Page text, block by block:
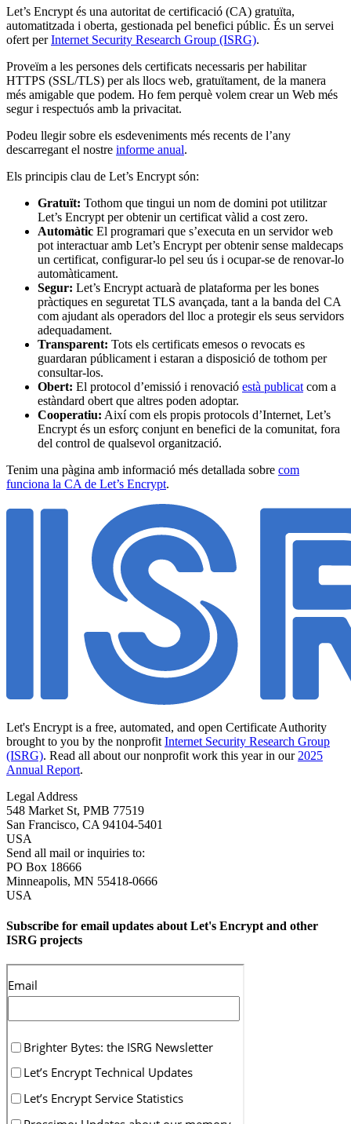
Let’s Encrypt és una autoritat de certificació (CA) gratuïta,
automatitzada i oberta, gestionada pel benefici públic. És un servei
ofert perInternet Security Research Group (ISRG).
Proveïm a les persones dels certificats necessaris per habilitar
HTTPS (SSL/TLS) per als llocs web, gratuïtament, de la manera
més amigable que podem. Ho fem perquè volem crear un Web més
segur i respectuós amb la privacitat.
Podeu llegir sobre els esdeveniments més recents de l’any
descarregant el nostre informe anual.
Els principis clau de Let’s Encrypt són:
Gratuït: Tothom que tingui un nom de domini pot utilitzar
Let’s Encrypt per obtenir un certificat vàlid a cost zero.
Automàtic El programari que s’executa en un servidor web
pot interactuar amb Let’s Encrypt per obtenir sense maldecaps
un certificat, configurar-lo pel seu ús i ocupar-se de renovar-lo
automàticament.
Segur: Let’s Encrypt actuarà de plataforma per les bones
pràctiques en seguretat TLS avançada, tant a la banda del CA
com ajudant als operadors del lloc a protegir els seus servidors
adequadament.
Transparent: Tots els certificats emesos o revocats es
guardaran públicament i estaran a disposició de tothom per
consultar-los.
Obert: El protocol d’emissió i renovació està publicat com a
estàndard obert que altres poden adoptar.
Cooperatiu: Així com els propis protocols d’Internet, Let’s
Encrypt és un esforç conjunt en benefici de la comunitat, fora
del control de qualsevol organització.
Tenim una pàgina amb informació més detallada sobre com
funciona la CA de Let’s Encrypt.
Let's Encrypt is a free, automated, and open Certificate Authority
brought to you by the nonprofit Internet Security Research Group
(ISRG). Read all about our nonprofit work this year in our 2025
Annual Report.
Legal Address
548 Market St, PMB 77519
San Francisco, CA 94104-5401
USA
Send all mail or inquiries to:
PO Box 18666
Minneapolis, MN 55418-0666
USA
Subscribe for email updates about Let's Encrypt and other
ISRG projects